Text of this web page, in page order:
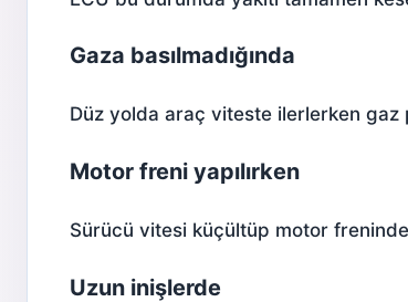
Gaza basılmadığında
Düz yolda araç viteste ilerlerken gaz
Motor freni yapılırken
Sürücü vitesi küçültüp motor
Uzun inişlerde